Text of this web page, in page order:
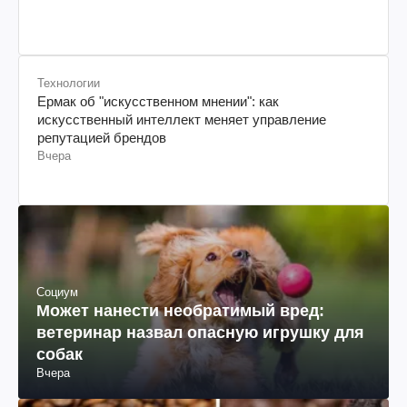
Технологии
Ермак об "искусственном мнении": как
искусственный интеллект меняет управление
репутацией брендов
Вчера
Социум
Может нанести необратимый вред:
ветеринар назвал опасную игрушку для
собак
Вчера